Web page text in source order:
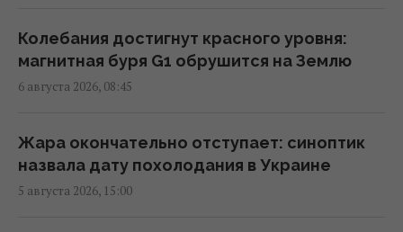
12:50 четверг, 06 августа 2026
Колумбийские наркокартели отправляют в
дронов, - FT
12:00 четверг, 06 августа 2026
Колебания достигнут красного уровня:
магнитная буря G1 обрушится на Землю
6 августа 2026, 08:45
Жара окончательно отступает: синоптик
назвала дату похолодания в Украине
5 августа 2026, 15:00